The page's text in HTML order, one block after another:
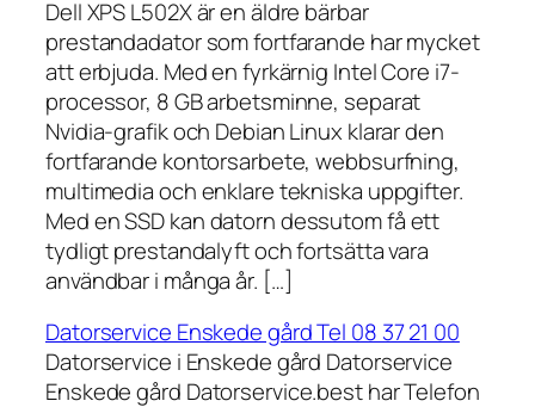
Dell XPS L502X är en äldre bärbar
prestandadator som fortfarande har mycket
att erbjuda. Med en fyrkärnig Intel Core i7-
processor, 8 GB arbetsminne, separat
Nvidia-grafik och Debian Linux klarar den
fortfarande kontorsarbete, webbsurfning,
multimedia och enklare tekniska uppgifter.
Med en SSD kan datorn dessutom få ett
tydligt prestandalyft och fortsätta vara
användbar i många år. […]
Datorservice Enskede gård Tel 08 37 21 00
Datorservice i Enskede gård Datorservice
Enskede gård Datorservice.best har Telefon